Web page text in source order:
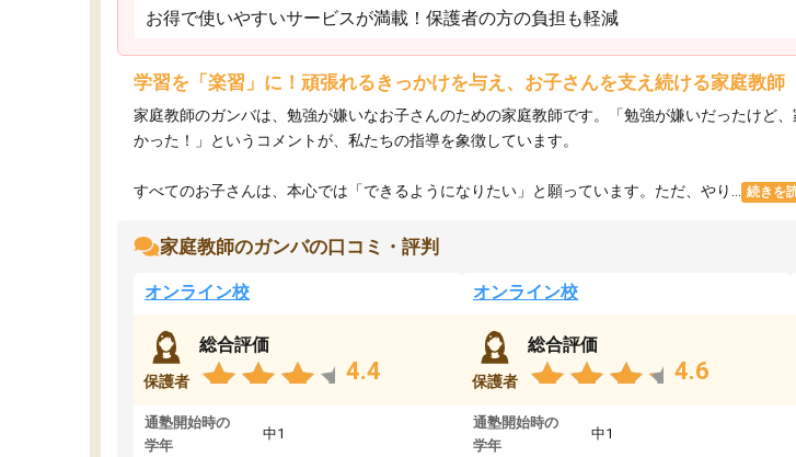
お得で使いやすいサービスが満載！保護者の方の負担も軽減
学習を「楽習」に！頑張れるきっかけを与え、お子さんを支え続ける家庭教師
家庭教師のガンバは、勉強が嫌いなお子さんのための家庭教師です。「勉強が嫌いだったけど
かった！」というコメントが、私たちの指導を象徴しています。
すべてのお子さんは、本心では「できるようになりたい」と願っています。ただ、やり... 続きを
家庭教師のガンバの口コミ・評判
オンライン校
保護者
総合評価
4.4
通塾開始時の
学年
中1
オンライン校
保護者
総合評価
4.6
通塾開始時の
学年
中1